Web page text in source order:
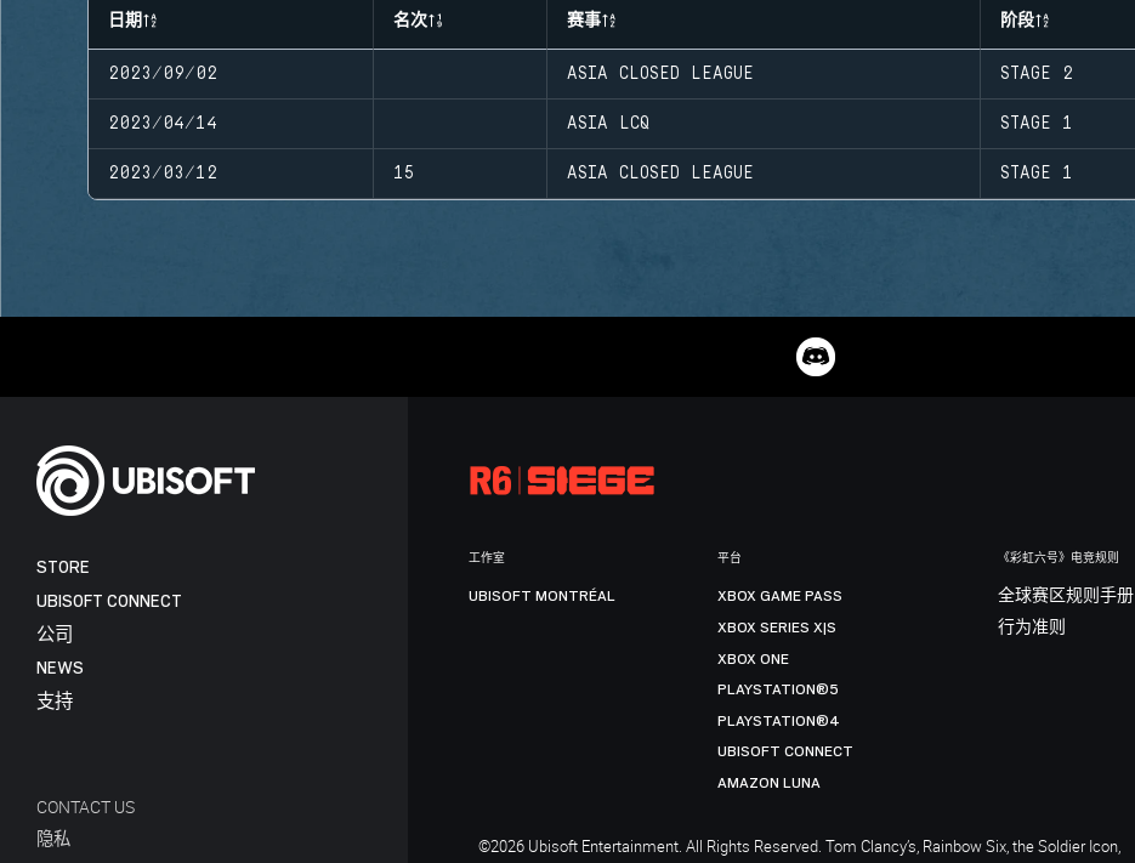
日期 名次 赛事 阶段
2023/09/02 ASIA CLOSED LEAGUE STAGE 2
2023/04/14 ASIA LCQ STAGE 1
2023/03/12 15 ASIA CLOSED LEAGUE STAGE 1
STORE
UBISOFT CONNECT
公司
NEWS
支持
CONTACT US
隐私
工作室
UBISOFT MONTRÉAL
平台
XBOX GAME PASS
XBOX SERIES X|S
XBOX ONE
PLAYSTATION®5
PLAYSTATION®4
UBISOFT CONNECT
AMAZON LUNA
《彩虹六号》电竞规则
全球赛区规则手册
行为准则
©2026 Ubisoft Entertainment. All Rights Reserved. Tom Clancy’s, Rainbow Six, the Soldier Icon,